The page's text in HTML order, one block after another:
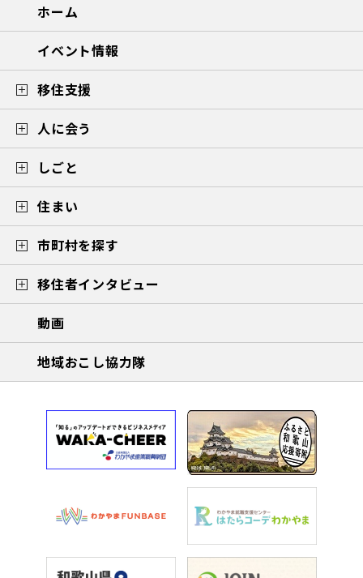
ホーム
イベント情報
移住支援
人に会う
しごと
住まい
市町村を探す
移住者インタビュー
動画
地域おこし協力隊